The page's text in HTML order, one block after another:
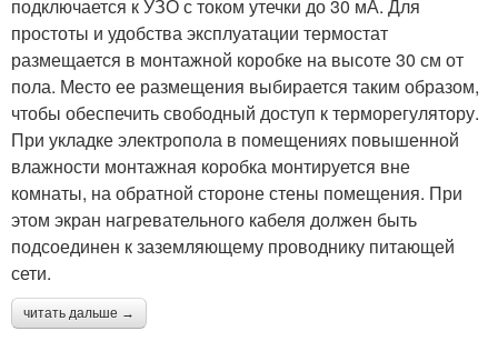
подключается к УЗО с током утечки до 30 мА. Для
простоты и удобства эксплуатации термостат
размещается в монтажной коробке на высоте 30 см от
пола. Место ее размещения выбирается таким образом,
чтобы обеспечить свободный доступ к терморегулятору.
При укладке электропола в помещениях повышенной
влажности монтажная коробка монтируется вне
комнаты, на обратной стороне стены помещения. При
этом экран нагревательного кабеля должен быть
подсоединен к заземляющему проводнику питающей
сети.
читать дальше →